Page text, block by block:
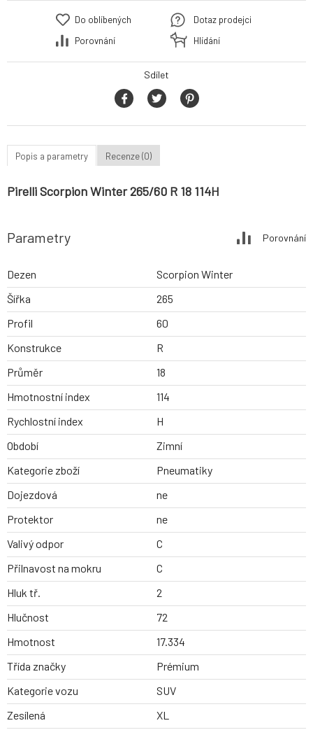
Do oblíbených
Porovnání
Dotaz prodejci
Hlídání
Sdílet
Popis a parametry Recenze (0)
Pirelli Scorpion Winter 265/60 R 18 114H
Parametry Porovnání
Dezen
Scorpion Winter
Šířka
265
Profil
60
Konstrukce
R
Průměr
18
Hmotnostní index
114
Rychlostní index
H
Období
Zimní
Kategorie zboží
Pneumatiky
Dojezdová
ne
Protektor
ne
Valivý odpor
C
Přilnavost na mokru
C
Hluk tř.
2
Hlučnost
72
Hmotnost
17.334
Třída značky
Prémium
Kategorie vozu
SUV
Zesílená
XL